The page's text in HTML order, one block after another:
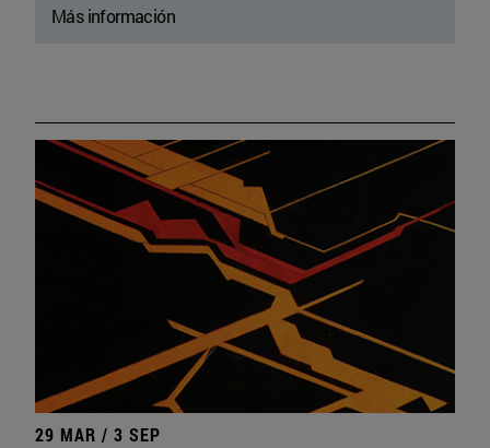
Más información
29 MAR / 3 SEP